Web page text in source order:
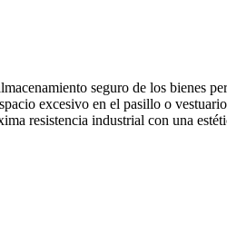
seguro de los bienes
excesivo en el pasillo o
resistencia industrial con una